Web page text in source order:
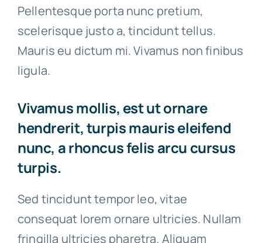
Pellentesque porta nunc pretium,
scelerisque justo a, tincidunt tellus.
Mauris eu dictum mi. Vivamus non finibus
ligula.
Vivamus mollis, est ut ornare
hendrerit, turpis mauris eleifend
nunc, a rhoncus felis arcu cursus
turpis.
Sed tincidunt tempor leo, vitae
consequat lorem ornare ultricies. Nullam
fringilla ultricies pharetra. Aliquam